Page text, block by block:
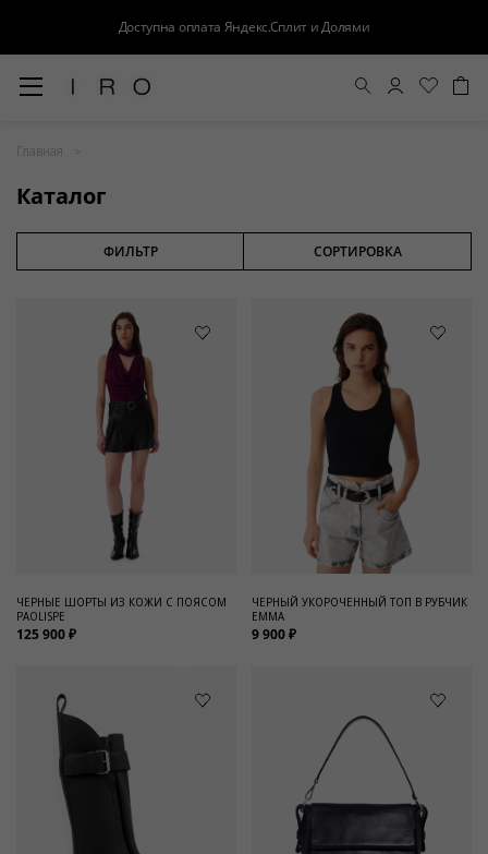
Доступна оплата Яндекс.Сплит и Долями
Главная
Каталог
Обувь и Аксессуары
Распродажа
ФИЛЬТР СОРТИРОВКА
ЧЕРНЫЕ ШОРТЫ ИЗ КОЖИ С ПОЯСОМ
PAOLISPE
125 900 ₽
ЧЕРНЫЙ УКОРОЧЕННЫЙ ТОП В РУБЧИК
EMMA
9 900 ₽